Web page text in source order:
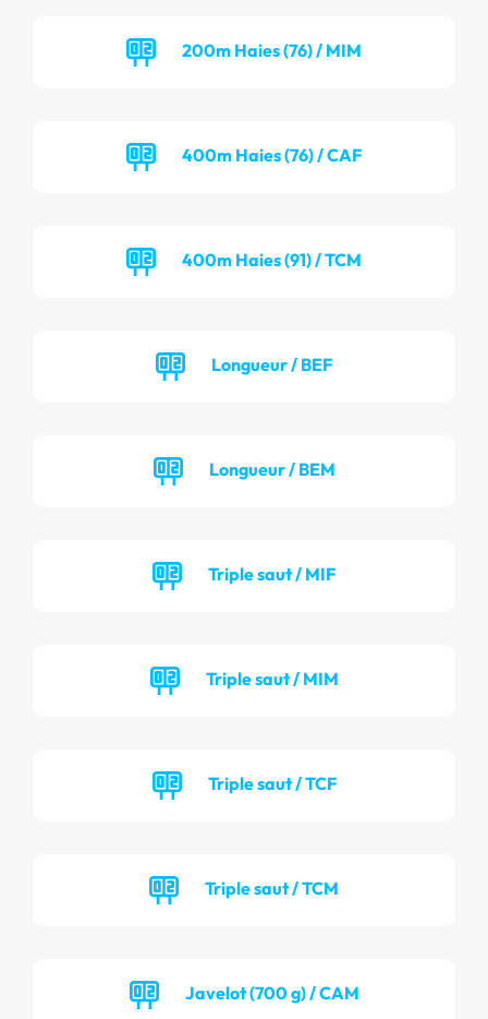
200m Haies (76) / MIM
400m Haies (76) / CAF
400m Haies (91) / TCM
Longueur / BEF
Longueur / BEM
Triple saut / MIF
Triple saut / MIM
Triple saut / TCF
Triple saut / TCM
Javelot (700 g) / CAM